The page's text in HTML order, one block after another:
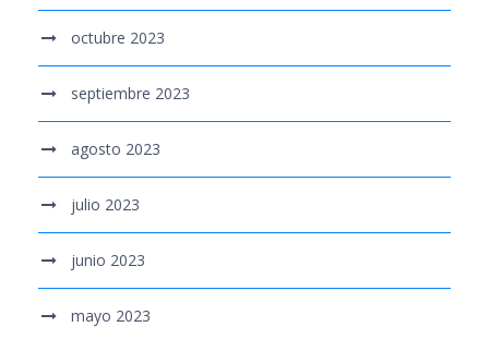
octubre 2023
septiembre 2023
agosto 2023
julio 2023
junio 2023
mayo 2023